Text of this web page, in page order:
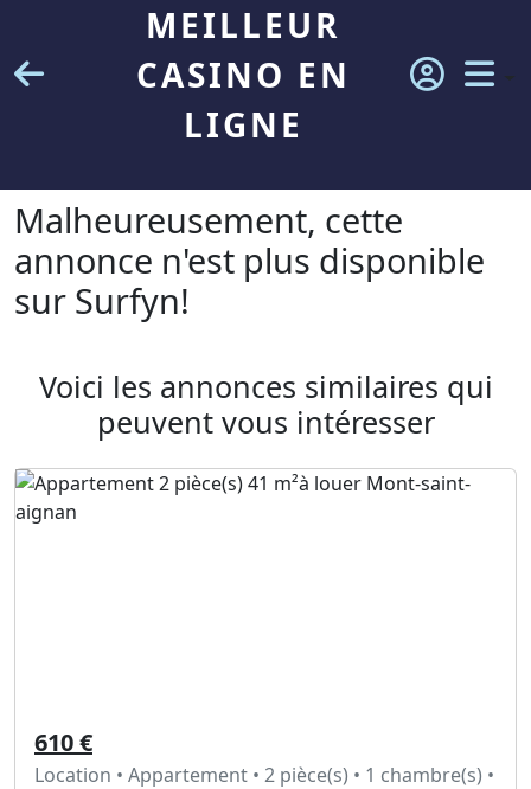
MEILLEUR
CASINO EN
LIGNE
Malheureusement, cette
annonce n'est plus disponible
sur Surfyn!
Voici les annonces similaires qui
peuvent vous intéresser
610 €
Location • Appartement • 2 pièce(s) • 1 chambre(s) •